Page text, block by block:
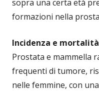
sopra una certa età
formazioni nella
Incidenza e
Prostata e mammella
frequenti di tumore,
nelle femmine, con